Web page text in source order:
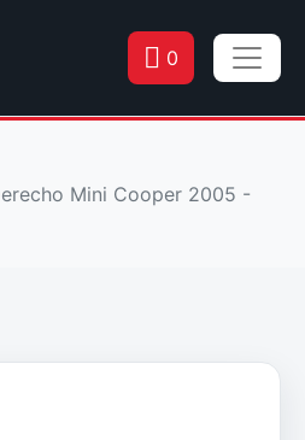
0
Mini Cooper 2005 -